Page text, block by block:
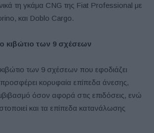
τη γκάμα CNG της Fiat Professional με
και Doblo Cargo.
κιβώτιο των 9 σχέσεων
των 9 σχέσεων που εφοδιάζει
κορυφαία επίπεδα άνεσης,
όσον αφορά στις επιδόσεις, ενώ
και τα επίπεδα κατανάλωσης